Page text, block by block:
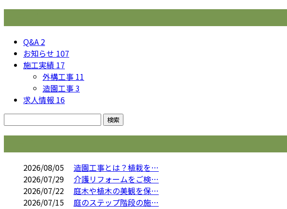
Q&A 2
お知らせ 107
施工実績 17
外構工事 11
造園工事3
求人情報 16
2026/08/05
造園工事とは？植栽を…
2026/07/29
介護リフォームをご検…
2026/07/22
庭木や植木の美観を保…
2026/07/15
庭のステップ階段の施…